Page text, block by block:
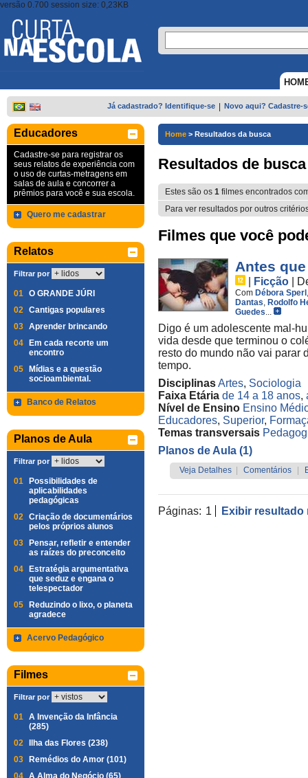
versão 0.700 session size: 0,23KB
Já cadastrado? Identifique-se Novo aqui? Cadastre-
Educadores
Cadastre-se para registrar os
seus relatos de experiência com
o uso de curtas-metragens em
salas de aula e concorrer a
prêmios para você e sua escola.
Quero me cadastrar
Relatos
Filtrar por
01 O GRANDE JÚRI
02 Cantigas populares
03 Aprender brincando
04
Em cada recorte um
encontro
05
Mídias e a questão
socioambiental.
Banco de Relatos
Planos de Aula
Filtrar por
01
Possibilidades de
aplicabilidades
pedagógicas
02 Criação de documentários
pelos próprios alunos
03
Pensar, refletir e entender
as raízes do preconceito
04
Estratégia argumentativa
que seduz e engana o
telespectador
05
Reduzindo o lixo, o planeta
agradece
Acervo Pedagógico
Filmes
Filtrar por
01 A Invenção da Infância
(285)
02
Ilha das Flores (238)
03
Remédios do Amor (101)
04 A Alma do Negócio (65)
Home > Resultados da busca
Resultados de busca
Estes são os 1 filmes encontrados
Para ver resultados por outros
Filmes que você
Antes
Ficção
Com Débora Sperl
Dantas, Rodolfo
Guedes...
Digo é um adolescente mal-
vida desde que terminou o
resto do mundo não vai parar
tempo.
DisciplinasArtes, Sociologia
Faixa Etária de 14 a 18 anos,
Nível de Ensino Ensino
Educadores, Superior,
Temas transversais
Planos de Aula (1)
Veja Detalhes Comentários
Páginas: 1 Exibir resultado